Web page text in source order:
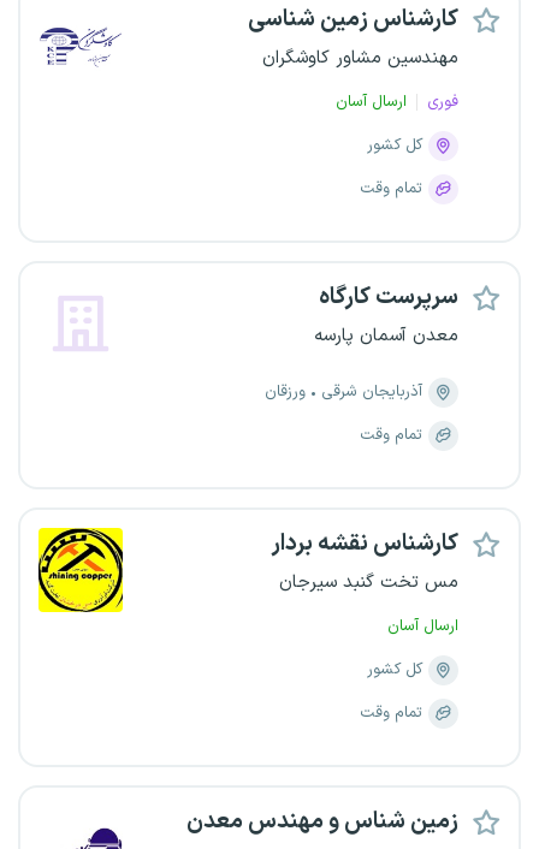
کارشناس زمین شناسی
مهندسین مشاور کاوشگران
فوری
ارسال آسان
کل کشور
تمام وقت
سرپرست کارگاه
معدن آسمان پارسه
آذربایجان شرقی
ورزقان
تمام وقت
کارشناس نقشه بردار
مس تخت گنبد سیرجان
ارسال آسان
کل کشور
تمام وقت
زمین شناس و مهندس معدن